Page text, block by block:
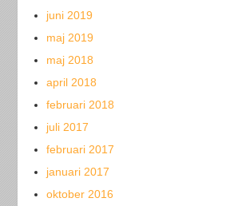
juni 2019
maj 2019
maj 2018
april 2018
februari 2018
juli 2017
februari 2017
januari 2017
oktober 2016